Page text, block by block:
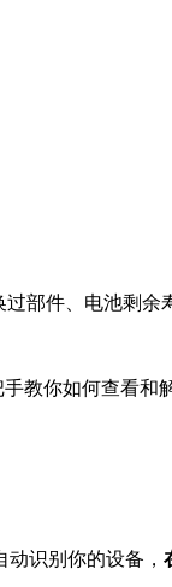
部件、电池剩余
教你如何查看和
识别你的设备，